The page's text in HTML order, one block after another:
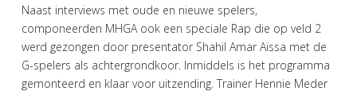
Naast interviews met oude en nieuwe spelers,
componeerden MHGA ook een speciale Rap die op veld 2
werd gezongen door presentator Shahil Amar Aïssa met de
G-spelers als achtergrondkoor. Inmiddels is het programma
gemonteerd en klaar voor uitzending. Trainer Hennie Meder